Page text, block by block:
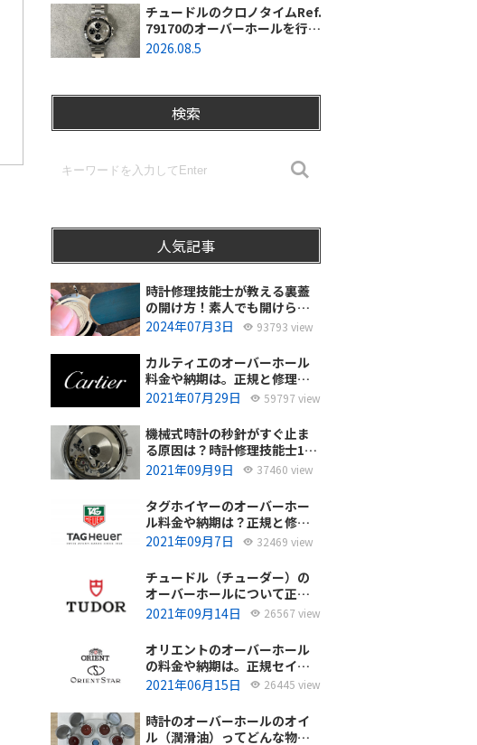
チュードルのクロノタイムRef.
79170のオーバーホールを行い
ました。（神奈川県茅ヶ崎市/I
2026.08.5
検索
人気記事
時計修理技能士が教える裏蓋
の開け方！素人でも開けられ
る？
2024年07月3日 93793 view
カルティエのオーバーホール
料金や納期は。正規と修理専
門店の比較どちらがおすす
2021年07月29日 59797 view
機械式時計の秒針がすぐ止ま
る原因は？時計修理技能士1級
の技術者がお答えします。
2021年09月9日 37460 view
タグホイヤーのオーバーホー
ル料金や納期は？正規と修理
専門店の比較、どちらがおす
2021年09月7日 32469 view
チュードル（チューダー）の
オーバーホールについて正規
サービスと腕時計修理専門店
どっち？
2021年09月14日 26567 view
オリエントのオーバーホール
の料金や納期は。正規セイコ
ーエプソンと修理専門店の比
2021年06月15日 26445 view
時計のオーバーホールのオイ
ル（潤滑油）ってどんな物を